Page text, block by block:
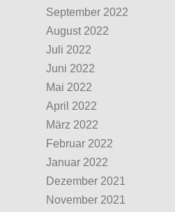
September 2022
August 2022
Juli 2022
Juni 2022
Mai 2022
April 2022
März 2022
Februar 2022
Januar 2022
Dezember 2021
November 2021